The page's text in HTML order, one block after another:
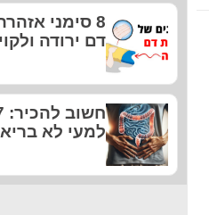
8 סימני
דם ירודה
למעי לא בריא